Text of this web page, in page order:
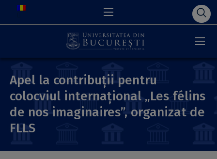
Apel la contribuții pentru
colocviul internațional „Les félins
de nos imaginaires”, organizat de
FLLS